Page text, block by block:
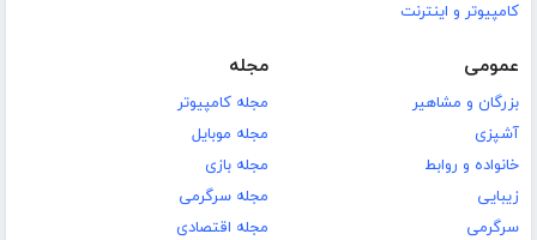
کامپیوتر و اینترنت
عمومی
بزرگان و مشاهیر
آشپزی
خانواده و روابط
زیبایی
سرگرمی
مجله
مجله کامپیوتر
مجله موبایل
مجله بازی
مجله سرگرمی
مجله اقتصادی